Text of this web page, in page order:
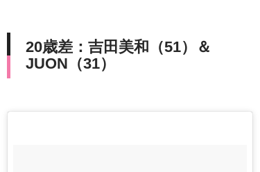
20歳差：吉田美和（51）＆
JUON（31）